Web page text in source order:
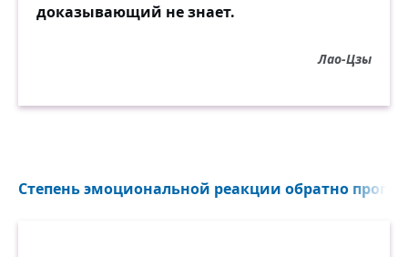
доказывающий не знает.
Лао-Цзы
Степень эмоциональной реакции обратно